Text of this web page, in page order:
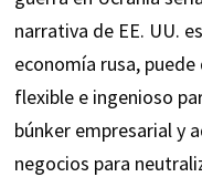
narrativa de EE. UU.
economía rusa,
flexible e ingenioso
búnker empresarial y
negocios para